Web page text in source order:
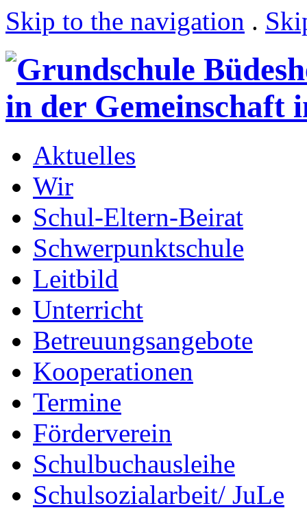
Skip to the navigation .
Aktuelles
Wir
Schul-Eltern-Beirat
Schwerpunktschule
Leitbild
Unterricht
Betreuungsangebote
Kooperationen
Termine
Förderverein
Schulbuchausleihe
Schulsozialarbeit/ JuLe